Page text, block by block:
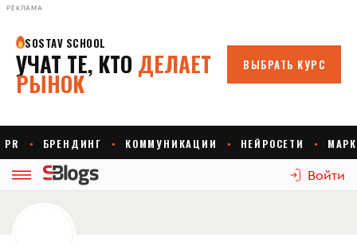
РЕКЛАМА
Войти